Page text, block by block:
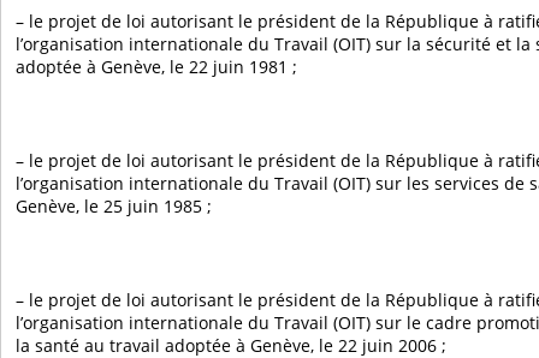
– le projet de loi autorisant le président de la République à
l’organisation internationale du Travail (OIT) sur la sécurité et
adoptée à Genève, le 22 juin 1981 ;
– le projet de loi autorisant le président de la République à
l’organisation internationale du Travail (OIT) sur les services de
Genève, le 25 juin 1985 ;
– le projet de loi autorisant le président de la République à
l’organisation internationale du Travail (OIT) sur le cadre
la santé au travail adoptée à Genève, le 22 juin 2006 ;